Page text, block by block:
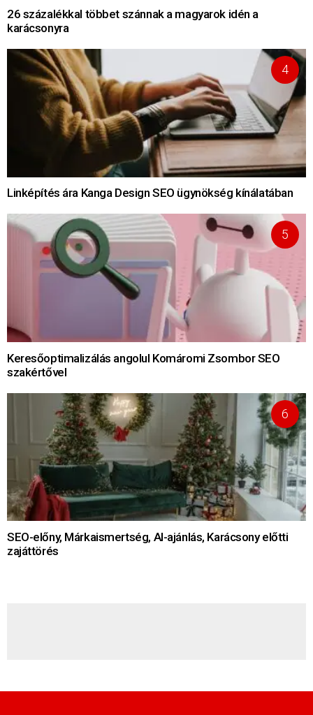
26 százalékkal többet szánnak a magyarok idén a
karácsonyra
Linképítés ára Kanga Design SEO ügynökség kínálatában
Keresőoptimalizálás angolul Komáromi Zsombor SEO
szakértővel
SEO-előny, Márkaismertség, AI-ajánlás, Karácsony előtti
zajáttörés